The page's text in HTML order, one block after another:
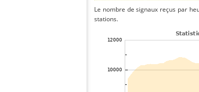
Le nombre de signaux reçus par
stations.